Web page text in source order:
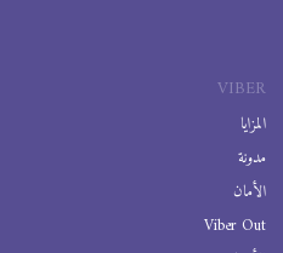
VIBER
المزايا
مدونة
الأمان
Viber Out